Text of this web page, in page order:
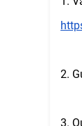
2.
3.